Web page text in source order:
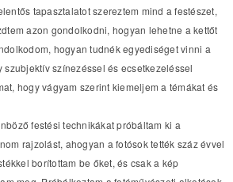
tapasztalatot szereztem mind a festészet,
azon gondolkodni, hogyan lehetne a kettőt
hogyan tudnék egyediséget vinni a
szubjektív színezéssel és ecsetkezeléssel
hogy vágyam szerint kiemeljem a témákat és
festési technikákat próbáltam ki a
rajzolást, ahogyan a fotósok tették száz évvel
borítottam be őket, és csak a kép